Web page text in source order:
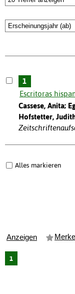
1
Escritoras
Cassese, Anita;
Hofstetter,
Alles markieren
Anzeigen
1